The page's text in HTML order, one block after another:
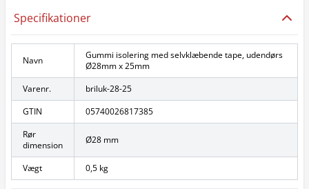
Specifikationer
Navn
Gummi isolering med selvklæbende tape, udendørs
Ø28mm x 25mm
Varenr.
briluk-28-25
GTIN
05740026817385
Rør
dimension
Ø28 mm
Vægt 0,5 kg